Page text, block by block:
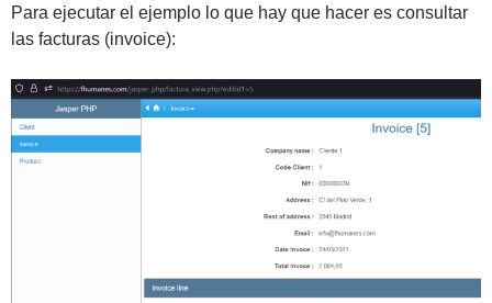
Para ejecutar el ejemplo lo que hay que hacer es consultar
las facturas (invoice):